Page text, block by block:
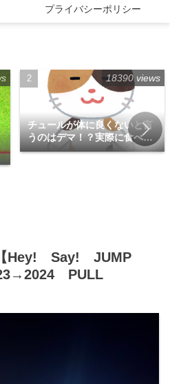
プライバシーポリシー
チュールが体に良くないと言
うのはデマ！？実際に食べて
みた！
18390 views
【Hey! Say! JUMP
PULL